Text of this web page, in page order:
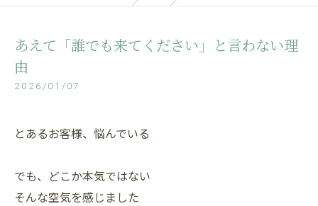
あえて「誰でも来てください」と言わない理
由
2026/01/07
とあるお客様、悩んでいる
でも、どこか本気ではない
そんな空気を感じました